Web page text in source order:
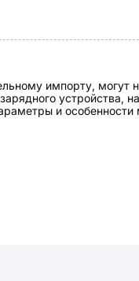
импорту, могут
устройства,
и